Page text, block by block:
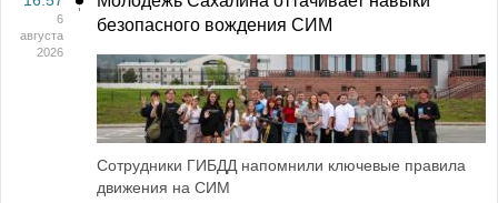
6
августа
2026
безопасного вождения СИМ
Сотрудники ГИБДД напомнили ключевые правила
движения на СИМ